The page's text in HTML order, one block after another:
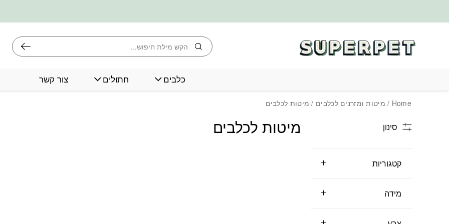
חיפוש
כלבים חתולים צור קשר
Home
/ מיטות ומזרנים לכלבים / מיטות לכלבים
מיטות לכלבים סינון
קטגוריות
מידה